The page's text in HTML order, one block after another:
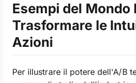
Esempi del Mondo
Trasformare le
Azioni
Per illustrare il potere dell'A/B